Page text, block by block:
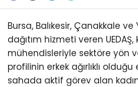
Bursa, Balıkesir, Çanakkale
dağıtım hizmeti veren UEDAŞ,
mühendisleriyle sektöre yön
profilinin erkek ağırlıklı
sahada aktif görev alan